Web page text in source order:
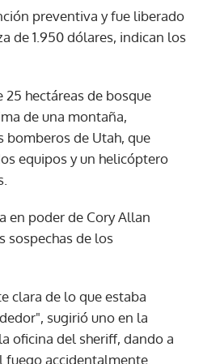
preventiva y fue liberado
de 1.950 dólares, indican los
25 hectáreas de bosque
de una montaña,
de Utah, que
equipos y un helicóptero
en poder de Cory Allan
sospechas de los
clara de lo que estaba
sugirió uno en la
oficina del sheriff, dando a
fuego accidentalmente